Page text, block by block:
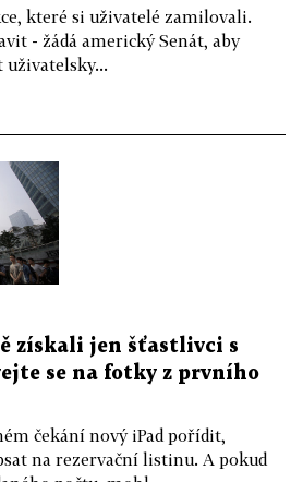
které si uživatelé zamilovali.
- žádá americký Senát, aby
získali jen šťastlivci s
se na fotky z prvního
čekání nový iPad pořídit,
na rezervační listinu. A pokud